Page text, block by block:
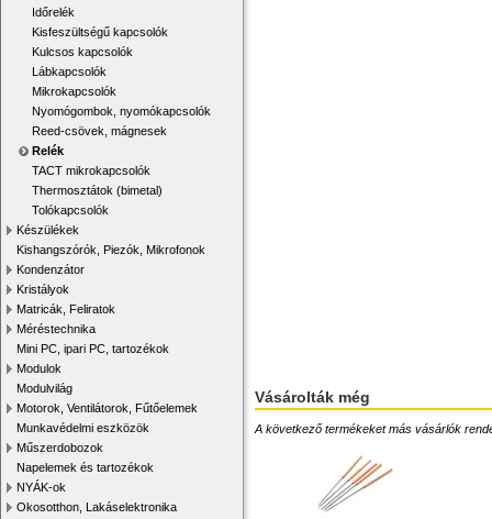
Időrelék
Kisfeszültségű kapcsolók
Kulcsos kapcsolók
Lábkapcsolók
Mikrokapcsolók
Nyomógombok, nyomókapcsolók
Reed-csövek, mágnesek
Relék
TACT mikrokapcsolók
Thermosztátok (bimetal)
Tolókapcsolók
Készülékek
Kishangszórók, Piezók, Mikrofonok
Kondenzátor
Kristályok
Matricák, Feliratok
Méréstechnika
Mini PC, ipari PC, tartozékok
Modulok
Modulvilág
Motorok, Ventilátorok, Fűtőelemek
Munkavédelmi eszközök
Műszerdobozok
Napelemek és tartozékok
NYÁK-ok
Okosotthon, Lakáselektronika
Vásárolták még
A következő termékeket más vásárlók